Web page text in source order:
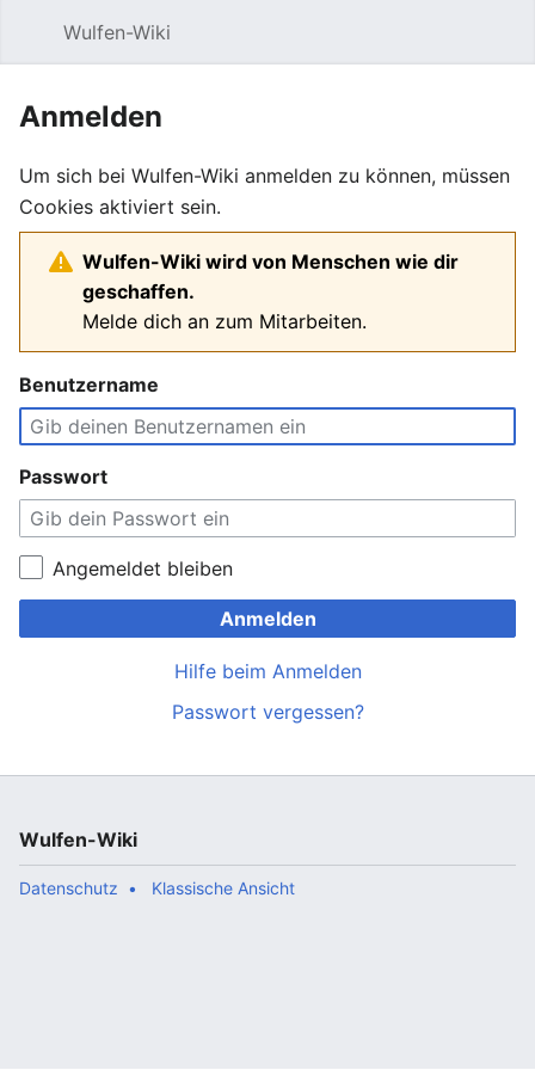
Wulfen-Wiki
Anmelden
Um sich bei Wulfen-Wiki anmelden zu können, müssen
Cookies aktiviert sein.
Wulfen-Wiki wird von Menschen wie dir
geschaffen.
Melde dich an zum Mitarbeiten.
Benutzername
Passwort
Angemeldet bleiben
Anmelden
Hilfe beim Anmelden
Passwort vergessen?
Wulfen-Wiki
Datenschutz Klassische Ansicht